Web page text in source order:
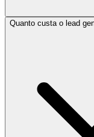
Quanto custa o lead